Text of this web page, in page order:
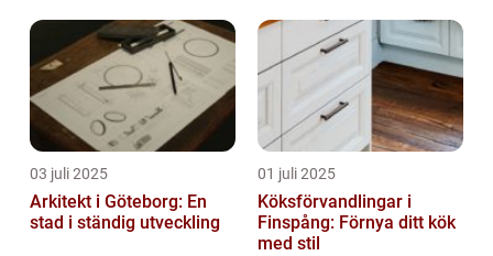
03 juli 2025
Arkitekt i Göteborg: En
stad i ständig utveckling
01 juli 2025
Köksförvandlingar i
Finspång: Förnya ditt kök
med stil